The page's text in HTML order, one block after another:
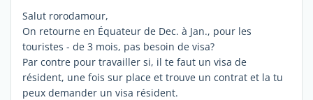
Salut rorodamour,
On retourne en Équateur de Dec. à Jan., pour les
touristes - de 3 mois, pas besoin de visa?
Par contre pour travailler si, il te faut un visa de
résident, une fois sur place et trouve un contrat et la tu
peux demander un visa résident.